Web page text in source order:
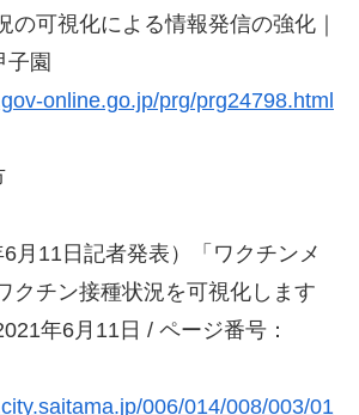
の可視化による情報発信の強化｜
子園
online.go.jp/prg/prg24798.html
6月11日記者発表）「ワクチンメ
クチン接種状況を可視化します
年6月11日 / ページ番号：
006/014/008/003/01